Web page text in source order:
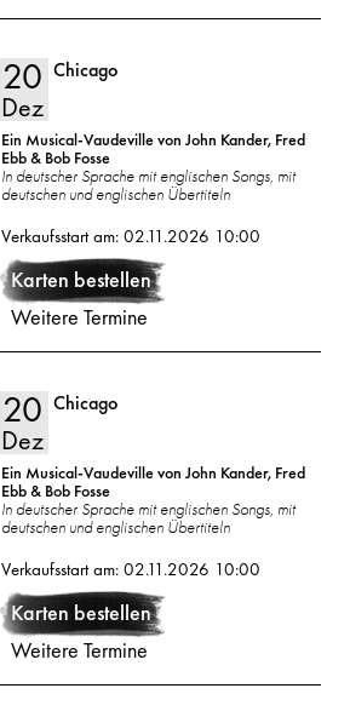
20
Dez
Chicago
Ein Musical-Vaudeville von John Kander, Fred
Ebb & Bob Fosse
In deutscher Sprache mit englischen Songs, mit
deutschen und englischen Übertiteln
Verkaufsstart am: 02.11.2026 10:00
Karten bestellen
Weitere Termine
20
Dez
Chicago
Ein Musical-Vaudeville von John Kander, Fred
Ebb & Bob Fosse
In deutscher Sprache mit englischen Songs, mit
deutschen und englischen Übertiteln
Verkaufsstart am: 02.11.2026 10:00
Karten bestellen
Weitere Termine